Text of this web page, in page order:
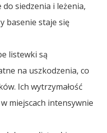
siedzenia i leżenia,
basenie staje się
listewki są
na uszkodzenia, co
Ich wytrzymałość
miejscach intensywnie